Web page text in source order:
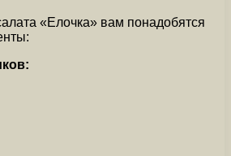
«Елочка» вам понадобятся